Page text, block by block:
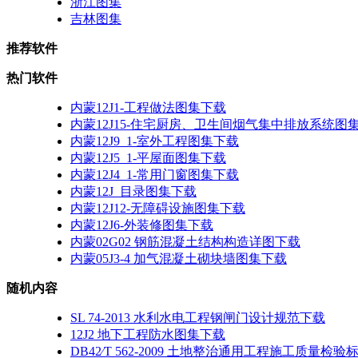
吉林图集
推荐软件
热门软件
内蒙12J1-工程做法图集下载
内蒙12J15-住宅厨房、卫生间烟气集中排放系统图
内蒙12J9_1-室外工程图集下载
内蒙12J5_1-平屋面图集下载
内蒙12J4_1-常用门窗图集下载
内蒙12J_目录图集下载
内蒙12J12-无障碍设施图集下载
内蒙12J6-外装修图集下载
内蒙02G02 钢筋混凝土结构构造详图下载
内蒙05J3-4 加气混凝土砌块墙图集下载
随机内容
SL 74-2013 水利水电工程钢闸门设计规范下载
12J2 地下工程防水图集下载
DB42∕T 562-2009 土地整治通用工程施工质量检验